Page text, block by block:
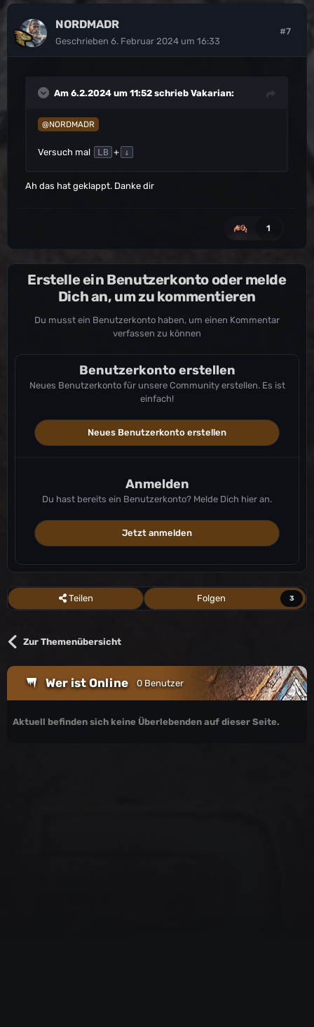
NORDMADR
Geschrieben 6. Februar 2024 um 16:33
#7
Am 6.2.2024 um 11:52 schrieb Vakarian:
@NORDMADR
Versuch mal LB + ↓
Ah das hat geklappt. Danke dir
1
Erstelle ein Benutzerkonto oder melde
Dich an, um zu kommentieren
Du musst ein Benutzerkonto haben, um einen Kommentar
verfassen zu können
Benutzerkonto erstellen
Neues Benutzerkonto für unsere Community erstellen. Es ist
einfach!
Neues Benutzerkonto erstellen
Anmelden
Du hast bereits ein Benutzerkonto? Melde Dich hier an.
Jetzt anmelden
Teilen Folgen 3
Zur Themenübersicht
Wer ist Online 0 Benutzer
Aktuell befinden sich keine Überlebenden auf dieser Seite.